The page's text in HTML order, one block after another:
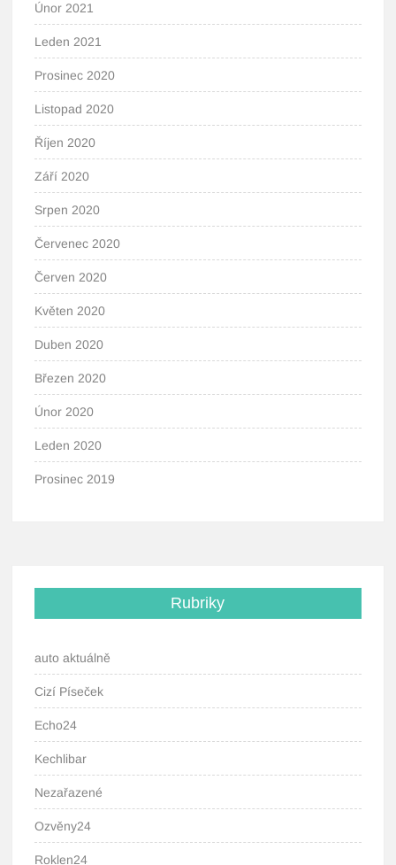
Únor 2021
Leden 2021
Prosinec 2020
Listopad 2020
Říjen 2020
Září 2020
Srpen 2020
Červenec 2020
Červen 2020
Květen 2020
Duben 2020
Březen 2020
Únor 2020
Leden 2020
Prosinec 2019
Rubriky
auto aktuálně
Cizí Píseček
Echo24
Kechlibar
Nezařazené
Ozvěny24
Roklen24